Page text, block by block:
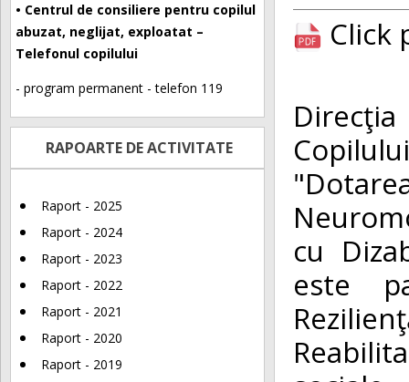
• Centrul de consiliere pentru copilul
abuzat, neglijat, exploatat –
Telefonul copilului
- program permanent - telefon 119
RAPOARTE DE ACTIVITATE
Raport - 2025
Raport - 2024
Raport - 2023
Raport - 2022
Raport - 2021
Raport - 2020
Raport - 2019
Click
cu
este